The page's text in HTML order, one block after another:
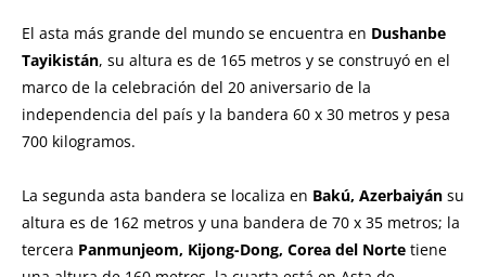
El asta más grande del mundo se encuentra en Dushanbe
Tayikistán, su altura es de 165 metros y se construyó en el
marco de la celebración del 20 aniversario de la
independencia del país y la bandera 60 x 30 metros y pesa
700 kilogramos.
La segunda asta bandera se localiza en Bakú, Azerbaiyán su
altura es de 162 metros y una bandera de 70 x 35 metros; la
tercera Panmunjeom, Kijong-Dong, Corea del Norte tiene